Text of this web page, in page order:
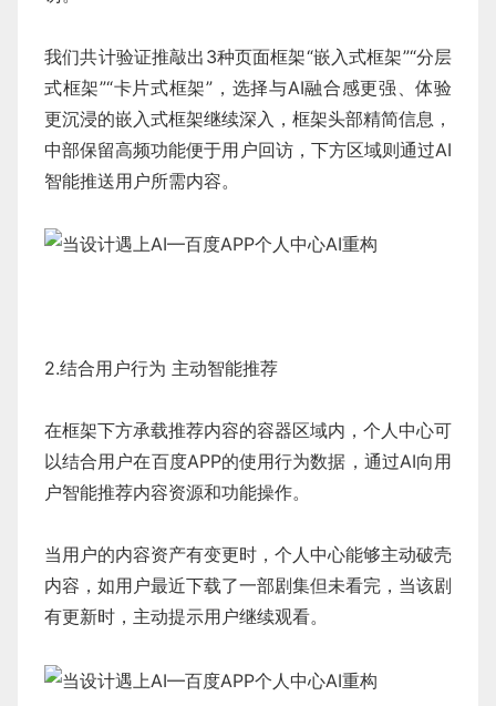
我们共计验证推敲出3种页面框架“嵌入式框架”“分层
式框架”“卡片式框架”，选择与AI融合感更强、体验
更沉浸的嵌入式框架继续深入，框架头部精简信息，
中部保留高频功能便于用户回访，下方区域则通过AI
智能推送用户所需内容。
2.结合用户行为 主动智能推荐
在框架下方承载推荐内容的容器区域内，个人中心可
以结合用户在百度APP的使用行为数据，通过AI向用
户智能推荐内容资源和功能操作。
当用户的内容资产有变更时，个人中心能够主动破壳
内容，如用户最近下载了一部剧集但未看完，当该剧
有更新时，主动提示用户继续观看。